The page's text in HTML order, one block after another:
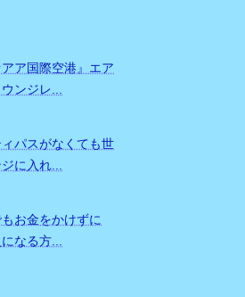
ア国際空港』エア
ンジレ...
パスがなくても世
に入れ...
お金をかけずに
なる方...